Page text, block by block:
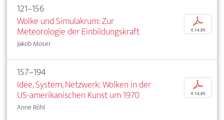
121–156
Wolke und Simulakrum: Zur
Meteorologie der Einbildungskraft
Jakob Moser
p
€ 14,95
157–194
Idee, System, Netzwerk: Wolken in der
US-amerikanischen Kunst um 1970
Anne Röhl
p
€ 14,95